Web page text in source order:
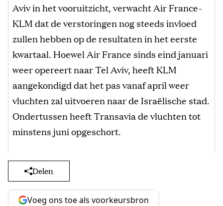
Aviv in het vooruitzicht, verwacht Air France-
KLM dat de verstoringen nog steeds invloed
zullen hebben op de resultaten in het eerste
kwartaal. Hoewel Air France sinds eind januari
weer opereert naar Tel Aviv, heeft KLM
aangekondigd dat het pas vanaf april weer
vluchten zal uitvoeren naar de Israëlische stad.
Ondertussen heeft Transavia de vluchten tot
minstens juni opgeschort.
Delen
Voeg ons toe als voorkeursbron